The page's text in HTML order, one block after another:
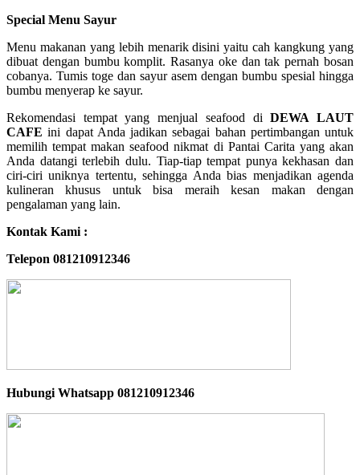
Special Menu Sayur
Menu makanan yang lebih menarik disini yaitu cah kangkung yang
dibuat dengan bumbu komplit. Rasanya oke dan tak pernah bosan
cobanya. Tumis toge dan sayur asem dengan bumbu spesial hingga
bumbu menyerap ke sayur.
Rekomendasi tempat yang menjual seafood diDEWA LAUT
CAFEini dapat Anda jadikan sebagai bahan pertimbangan untuk
memilih tempat makan seafood nikmat di Pantai Carita yang akan
Anda datangi terlebih dulu. Tiap-tiap tempat punya kekhasan dan
ciri-ciri uniknya tertentu, sehingga Anda bias menjadikan agenda
kulineran khusus untuk bisa meraih kesan makan dengan
pengalaman yang lain.
Kontak Kami :
Telepon 081210912346
Hubungi Whatsapp 081210912346